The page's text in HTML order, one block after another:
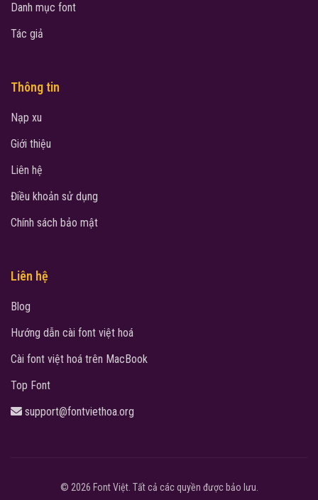
Danh mục font
Tác giả
Thông tin
Nạp xu
Giới thiệu
Liên hệ
Điều khoản sử dụng
Chính sách bảo mật
Liên hệ
Blog
Hướng dẫn cài font việt hoá
Cài font việt hoá trên MacBook
Top Font
support@fontviethoa.org
© 2026 Font Việt. Tất cả các quyền được bảo lưu.